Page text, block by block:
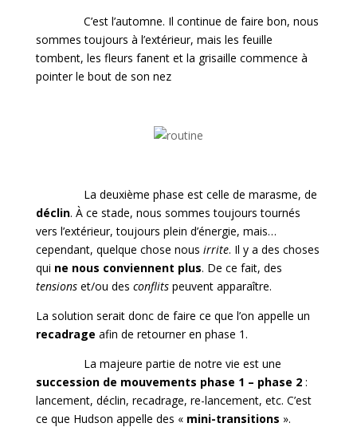
C’est l’automne. Il continue de faire bon, nous
sommes toujours à l’extérieur, mais les feuille
tombent, les fleurs fanent et la grisaille commence à
pointer le bout de son nez
La deuxième phase est celle de marasme, de
déclin. À ce stade, nous sommes toujours tournés
vers l’extérieur, toujours plein d’énergie, mais…
cependant, quelque chose nous irrite. Il y a des choses
qui ne nous conviennent plus. De ce fait, des
tensionset/ou des conflitspeuvent apparaître.
La solution serait donc de faire ce que l’on appelle un
recadrage afin de retourner en phase 1.
La majeure partie de notre vie est une
succession de mouvements phase 1 – phase 2:
lancement, déclin, recadrage, re-lancement, etc. C’est
ce que Hudson appelle des « mini-transitions ».